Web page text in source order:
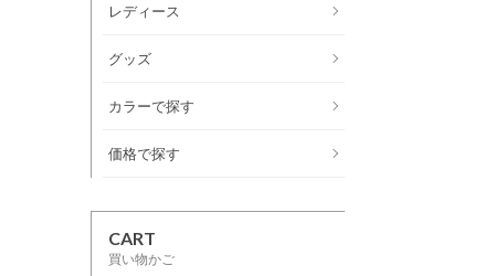
レディース
グッズ
カラーで探す
価格で探す
CART
買い物かご